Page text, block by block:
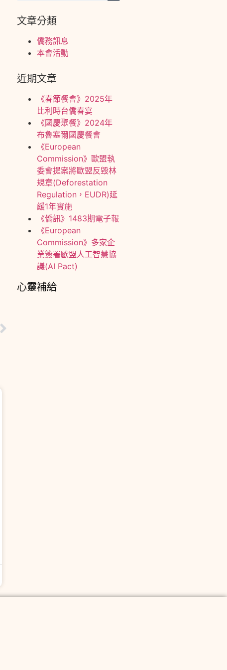
文章分類
僑務訊息
本會活動
近期文章
《春節餐會》2025年
比利時台僑春宴
《國慶聚餐》2024年
布魯塞爾國慶餐會
《European
Commission》歐盟執
委會提案將歐盟反毀林
規章(Deforestation
Regulation，EUDR)延
緩1年實施
《僑訊》1483期電子報
《European
Commission》多家企
業簽署歐盟人工智慧協
議(AI Pact)
心靈補給